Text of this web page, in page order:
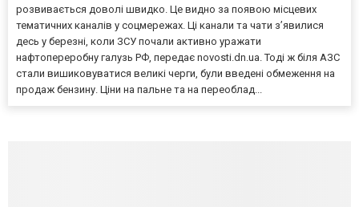
розвивається доволі швидко. Це видно за появою місцевих
тематичних каналів у соцмережах. Ці канали та чати з’явилися
десь у березні, коли ЗСУ почали активно уражати
нафтопереробну галузь РФ, передає novosti.dn.ua. Тоді ж біля АЗС
стали вишиковуватися великі черги, були введені обмеження на
продаж бензину. Ціни на пальне та на переоблад...